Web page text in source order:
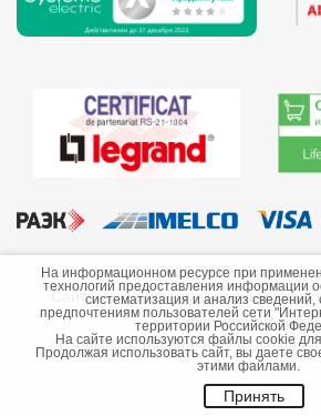
©2013-2026 ООО
Сайт носит информационный
публичной
Стоимость товаров и их наличие
На информационном ресурсе при
технологий предоставления информации
систематизация и анализ сведений,
предпочтениям пользователей сети
территории Российской
На сайте используются файлы cookie
Продолжая использовать сайт, вы даете
этими файлами.
Принять